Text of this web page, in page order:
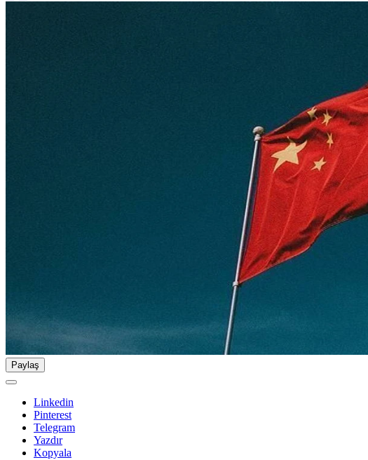
Paylaş
Linkedin
Pinterest
Telegram
Yazdır
Kopyala